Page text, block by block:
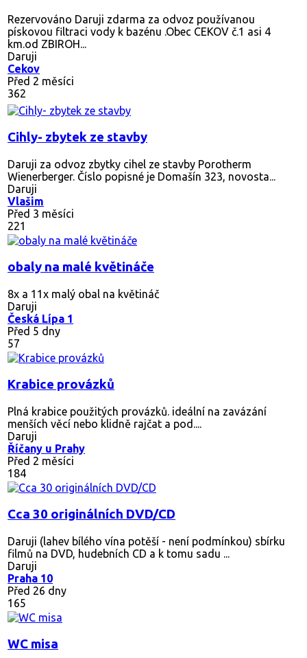
Rezervováno Daruji zdarma za odvoz používanou
pískovou filtraci vody k bazénu .Obec CEKOV č.1 asi 4
km.od ZBIROH...
Daruji
Cekov
Před 2 měsíci
362
Cihly- zbytek ze stavby
Daruji za odvoz zbytky cihel ze stavby Porotherm
Wienerberger. Číslo popisné je Domašín 323, novosta...
Daruji
Vlašim
Před 3 měsíci
221
obaly na malé květináče
8x a 11x malý obal na květináč
Daruji
Česká Lípa 1
Před 5 dny
57
Krabice provázků
Plná krabice použitých provázků. ideální na zavázání
menších věcí nebo klidně rajčat a pod....
Daruji
Říčany u Prahy
Před 2 měsíci
184
Cca 30 originálních DVD/CD
Daruji (lahev bílého vína potěší - není podmínkou) sbírku
filmů na DVD, hudebních CD a k tomu sadu ...
Daruji
Praha 10
Před 26 dny
165
WC misa